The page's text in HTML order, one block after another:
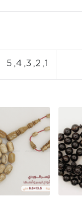
1, 2, 3, 4, 5